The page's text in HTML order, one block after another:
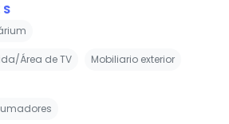
Área de TV Mobiliario exterior